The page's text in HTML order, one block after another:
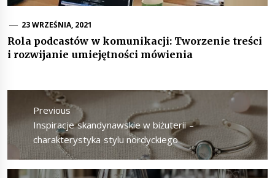
23 WRZEŚNIA, 2021
Rola podcastów w komunikacji: Tworzenie treści
i rozwijanie umiejętności mówienia
Nawigacja
wpisuPrevious
Previous
post:
Inspiracje skandynawskie w biżuterii –
charakterystyka stylu nordyckiego